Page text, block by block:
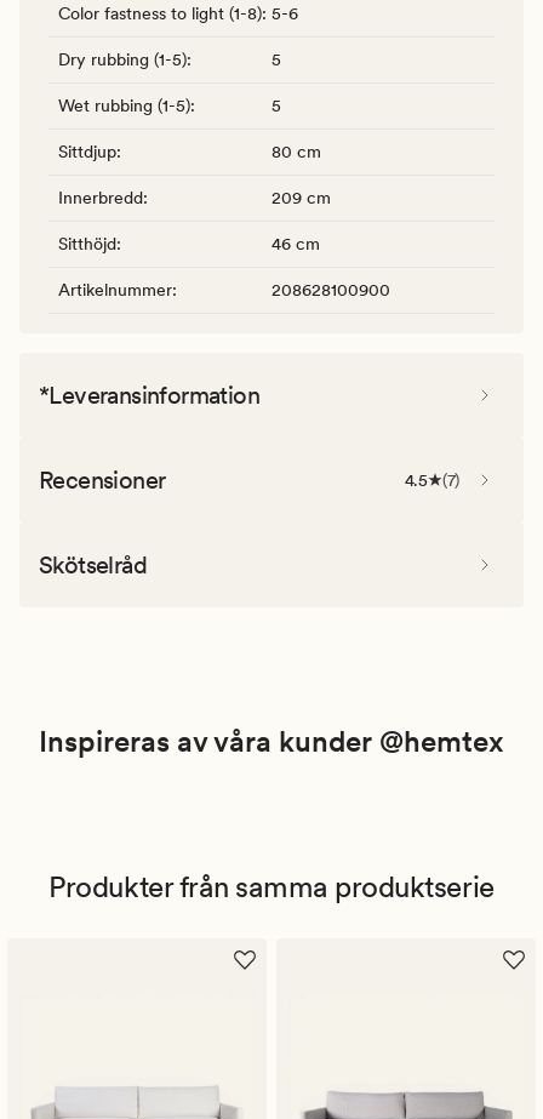
Color fastness to light (1-8): 5-6
Dry rubbing (1-5): 5
Wet rubbing (1-5): 5
Sittdjup: 80 cm
Innerbredd: 209 cm
Sitthöjd: 46 cm
Artikelnummer: 208628100900
*Leveransinformation
Recensioner 4.5 (7)
Skötselråd
Inspireras av våra kunder @hemtex
Produkter från samma produktserie